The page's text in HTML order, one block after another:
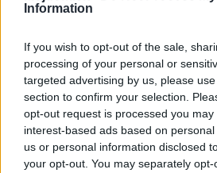
Information
If you wish to opt-out of the sale,
processing of your personal or
targeted advertising by us, please
section to confirm your selection.
opt-out request is processed you may
interest-based ads based on
us or personal information disclosed
your opt-out. You may separately
Pozrite si viac